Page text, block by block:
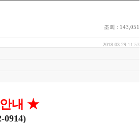
나의활동내역
나의 연회비
조회 : 143,051
2018.03.29 11:53
내 ★
0914)